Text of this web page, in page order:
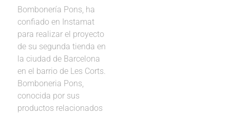
Bombonería Pons, ha
confiado en Instamat
para realizar el proyecto
de su segunda tienda en
la ciudad de Barcelona
en el barrio de Les Corts.
Bomboneria Pons,
conocida por sus
productos relacionados